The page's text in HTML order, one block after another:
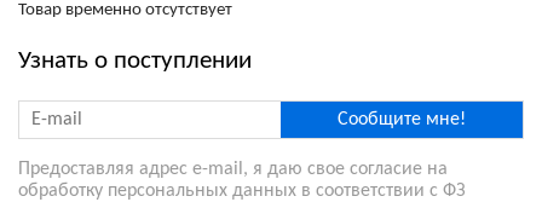
Товар временно отсутствует
Узнать о поступлении
Сообщите мне!
Предоставляя адрес e-mail, я даю свое согласие на
обработку персональных данных в соответствии с ФЗ